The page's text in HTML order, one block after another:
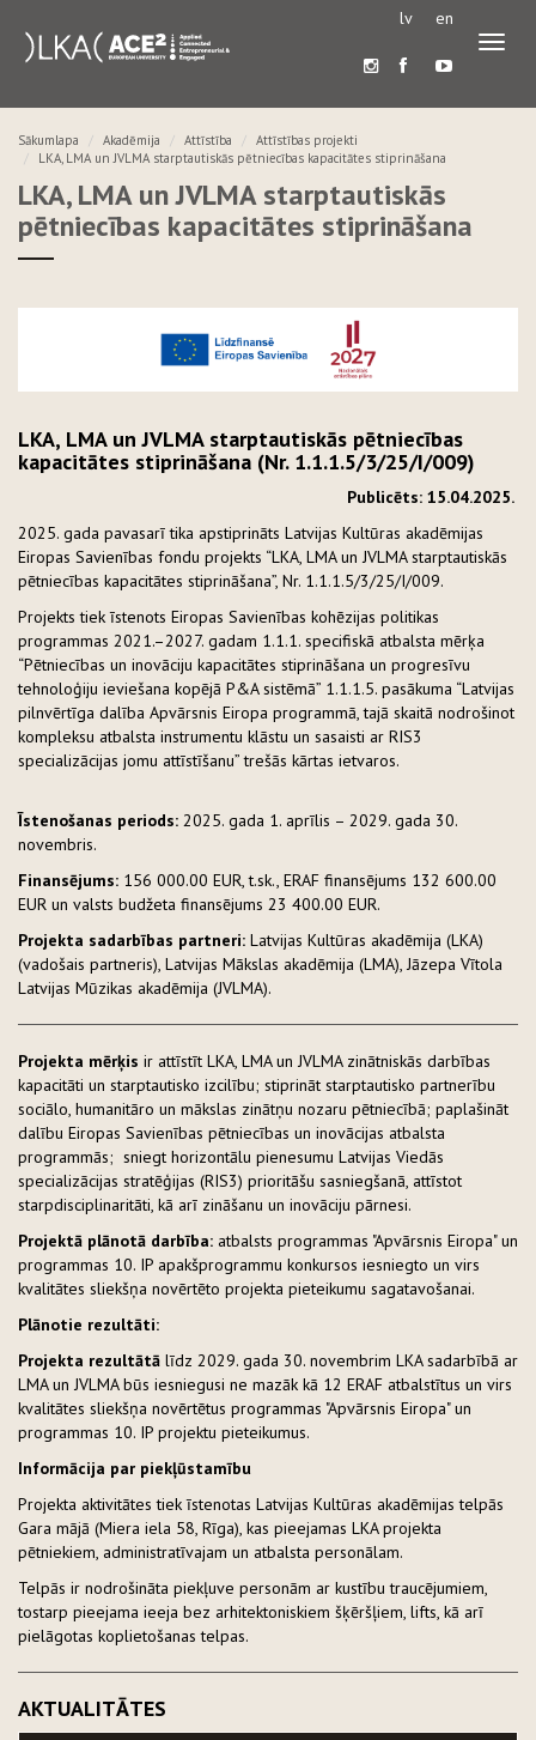
lv en
Sākumlapa Akadēmija Attīstība
Attīstības projekti
LKA, LMA un JVLMA starptautiskās pētniecības kapacitātes stiprināšana
LKA, LMA un JVLMA starptautiskās
pētniecības kapacitātes stiprināšana
LKA, LMA un JVLMA starptautiskās pētniecības
kapacitātes stiprināšana (Nr. 1.1.1.5/3/25/I/009)
Publicēts: 15.04.2025.
2025. gada pavasarī tika apstiprināts Latvijas Kultūras akadēmijas
Eiropas Savienības fondu projekts “LKA, LMA un JVLMA starptautiskās
pētniecības kapacitātes stiprināšana”, Nr. 1.1.1.5/3/25/I/009.
Projekts tiek īstenots Eiropas Savienības kohēzijas politikas
programmas 2021.–2027. gadam 1.1.1. specifiskā atbalsta mērķa
“Pētniecības un inovāciju kapacitātes stiprināšana un progresīvu
tehnoloģiju ieviešana kopējā P&A sistēmā” 1.1.1.5. pasākuma “Latvijas
pilnvērtīga dalība Apvārsnis Eiropa programmā, tajā skaitā nodrošinot
kompleksu atbalsta instrumentu klāstu un sasaisti ar RIS3
specializācijas jomu attīstīšanu” trešās kārtas ietvaros.
Īstenošanas periods: 2025. gada 1. aprīlis – 2029. gada 30.
novembris.
Finansējums: 156 000.00 EUR, t.sk., ERAF finansējums 132 600.00
EUR un valsts budžeta finansējums 23 400.00 EUR.
Projekta sadarbības partneri: Latvijas Kultūras akadēmija (LKA)
(vadošais partneris), Latvijas Mākslas akadēmija (LMA), Jāzepa Vītola
Latvijas Mūzikas akadēmija (JVLMA).
Projekta mērķis ir attīstīt LKA, LMA un JVLMA zinātniskās darbības
kapacitāti un starptautisko izcilību; stiprināt starptautisko partnerību
sociālo, humanitāro un mākslas zinātņu nozaru pētniecībā; paplašināt
dalību Eiropas Savienības pētniecības un inovācijas atbalsta
programmās; sniegt horizontālu pienesumu Latvijas Viedās
specializācijas stratēģijas (RIS3) prioritāšu sasniegšanā, attīstot
starpdisciplinaritāti, kā arī zināšanu un inovāciju pārnesi.
Projektā plānotā darbība: atbalsts programmas "Apvārsnis Eiropa" un
programmas 10. IP apakšprogrammu konkursos iesniegto un virs
kvalitātes sliekšņa novērtēto projekta pieteikumu sagatavošanai.
Plānotie rezultāti:
Projekta rezultātā līdz 2029. gada 30. novembrim LKA sadarbībā ar
LMA un JVLMA būs iesniegusi ne mazāk kā 12 ERAF atbalstītus un virs
kvalitātes sliekšņa novērtētus programmas "Apvārsnis Eiropa" un
programmas 10. IP projektu pieteikumus.
Informācija par piekļūstamību
Projekta aktivitātes tiek īstenotas Latvijas Kultūras akadēmijas telpās
Gara mājā (Miera iela 58, Rīga), kas pieejamas LKA projekta
pētniekiem, administratīvajam un atbalsta personālam.
Telpās ir nodrošināta piekļuve personām ar kustību traucējumiem,
tostarp pieejama ieeja bez arhitektoniskiem šķēršļiem, lifts, kā arī
pielāgotas koplietošanas telpas.
AKTUALITĀTES